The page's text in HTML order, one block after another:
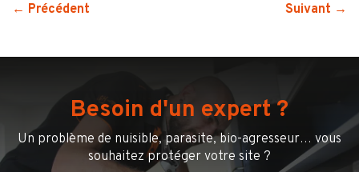
← Précédent Suivant →
Besoin d'un expert ?
Un problème de nuisible, parasite, bio-agresseur… vous
souhaitez protéger votre site ?